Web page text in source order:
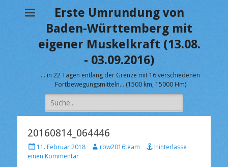
Erste Umrundung von
Baden-Württemberg mit
eigener Muskelkraft (13.08.
- 03.09.2016)
… in 22 Tagen entlang der Grenze mit 16 verschiedenen
Fortbewegungsmitteln… (1500 km, 15000 Hm)
Suche
nach:
20160814_064446
V
e
11. Februar 2018
A
rbw2016team
Hinterlasse
einen Kommentar